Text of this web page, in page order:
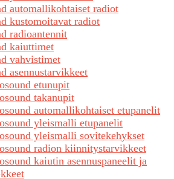
automallikohtaiset radiot
kustomoitavat radiot
radioantennit
kaiuttimet
vahvistimet
asennustarvikkeet
etunupit
takanupit
automallikohtaiset etupanelit
yleismalli etupanelit
yleismalli sovitekehykset
radion kiinnitystarvikkeet
kaiutin asennuspaneelit ja